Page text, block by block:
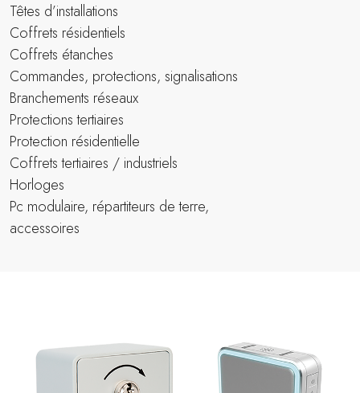
Têtes d’installations
Coffrets résidentiels
Coffrets étanches
Commandes, protections, signalisations
Branchements réseaux
Protections tertiaires
Protection résidentielle
Coffrets tertiaires / industriels
Horloges
Pc modulaire, répartiteurs de terre,
accessoires